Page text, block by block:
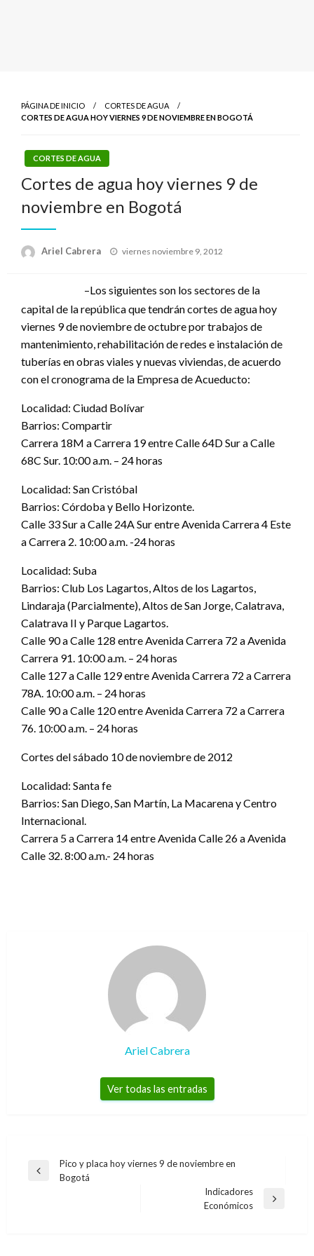
PÁGINA DE INICIO
CORTES DE AGUA
CORTES DE AGUA HOY VIERNES 9 DE NOVIEMBRE EN BOGOTÁ
CORTES DE AGUA
Cortes de agua hoy viernes 9 de
noviembre en Bogotá
Ariel Cabrera
Publicado
viernes noviembre 9, 2012
–Los siguientes son los sectores de la
capital de la república que tendrán cortes de agua hoy
viernes 9 de noviembre de octubre por trabajos de
mantenimiento, rehabilitación de redes e instalación de
tuberías en obras viales y nuevas viviendas, de acuerdo
con el cronograma de la Empresa de Acueducto:
Localidad: Ciudad Bolívar
Barrios: Compartir
Carrera 18M a Carrera 19 entre Calle 64D Sur a Calle
68C Sur. 10:00 a.m. – 24 horas
Localidad: San Cristóbal
Barrios: Córdoba y Bello Horizonte.
Calle 33 Sur a Calle 24A Sur entre Avenida Carrera 4 Este
a Carrera 2. 10:00 a.m. -24 horas
Localidad: Suba
Barrios: Club Los Lagartos, Altos de los Lagartos,
Lindaraja (Parcialmente), Altos de San Jorge, Calatrava,
Calatrava II y Parque Lagartos.
Calle 90 a Calle 128 entre Avenida Carrera 72 a Avenida
Carrera 91. 10:00 a.m. – 24 horas
Calle 127 a Calle 129 entre Avenida Carrera 72 a Carrera
78A. 10:00 a.m. – 24 horas
Calle 90 a Calle 120 entre Avenida Carrera 72 a Carrera
76. 10:00 a.m. – 24 horas
Cortes del sábado 10 de noviembre de 2012
Localidad: Santa fe
Barrios: San Diego, San Martín, La Macarena y Centro
Internacional.
Carrera 5 a Carrera 14 entre Avenida Calle 26 a Avenida
Calle 32. 8:00 a.m.- 24 horas
Ariel Cabrera
Ver todas las entradas
Navegación
Entrada
Pico y placa hoy viernes 9 de noviembre en
Bogotá
Indicadores
Económicos